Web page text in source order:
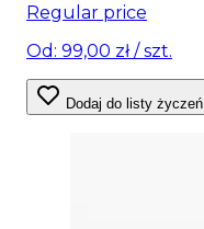
Regular price
Od: 99,00 zł/ szt.
Dodaj do listy życzeń